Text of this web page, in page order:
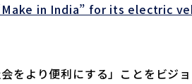
in India” for its electric
をより便利にする」ことをビジ